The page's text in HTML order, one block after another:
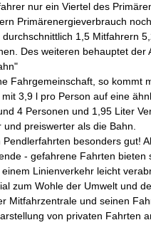
nur ein Viertel des
Primärenergieverbrauch
1,5 Mitfahrern
Des weiteren behauptet der
Fahrgemeinschaft, so kommt
3,9 l pro Person auf eine
4 Personen und 1,95 Liter
preiswerter als die Bahn.
besonders gut!
- gefahrene Fahrten bieten
Linienverkehr leicht
zum Wohle der Umwelt und
Mitfahrzentrale und seinen
von privaten Fahrten